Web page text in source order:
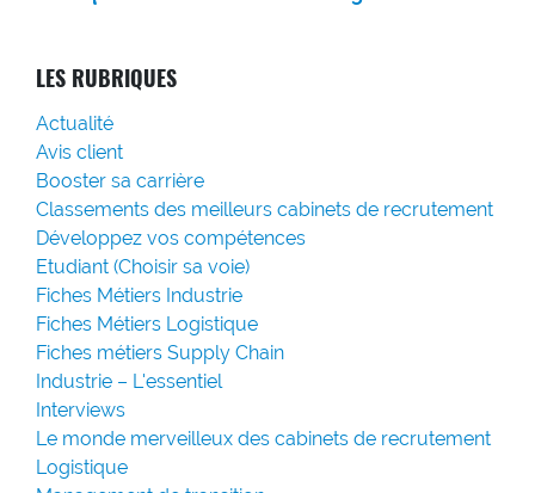
LES RUBRIQUES
Actualité
Avis client
Booster sa carrière
Classements des meilleurs cabinets de recrutement
Développez vos compétences
Etudiant (Choisir sa voie)
Fiches Métiers Industrie
Fiches Métiers Logistique
Fiches métiers Supply Chain
Industrie – L'essentiel
Interviews
Le monde merveilleux des cabinets de recrutement
Logistique